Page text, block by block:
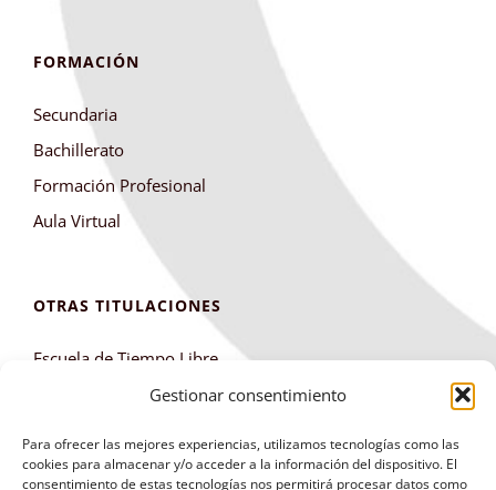
Gestionar consentimiento
Para ofrecer las mejores experiencias, utilizamos tecnologías como las
cookies para almacenar y/o acceder a la información del dispositivo. El
consentimiento de estas tecnologías nos permitirá procesar datos como
FORMACIÓN
Secundaria
Bachillerato
Formación Profesional
Aula Virtual
OTRAS TITULACIONES
Escuela de Tiempo Libre
Club de Montaña